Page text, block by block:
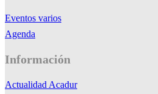
Eventos varios
Agenda
Información
Actualidad Acadur